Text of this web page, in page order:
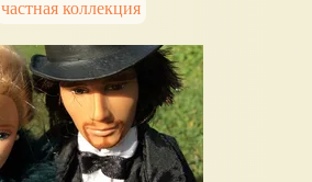
частная коллекция